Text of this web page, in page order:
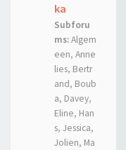
ka
Subforu
ms:Algem
een, Anne
lies, Bertr
and, Boub
a, Davey,
Eline, Han
s, Jessica,
Jolien, Ma